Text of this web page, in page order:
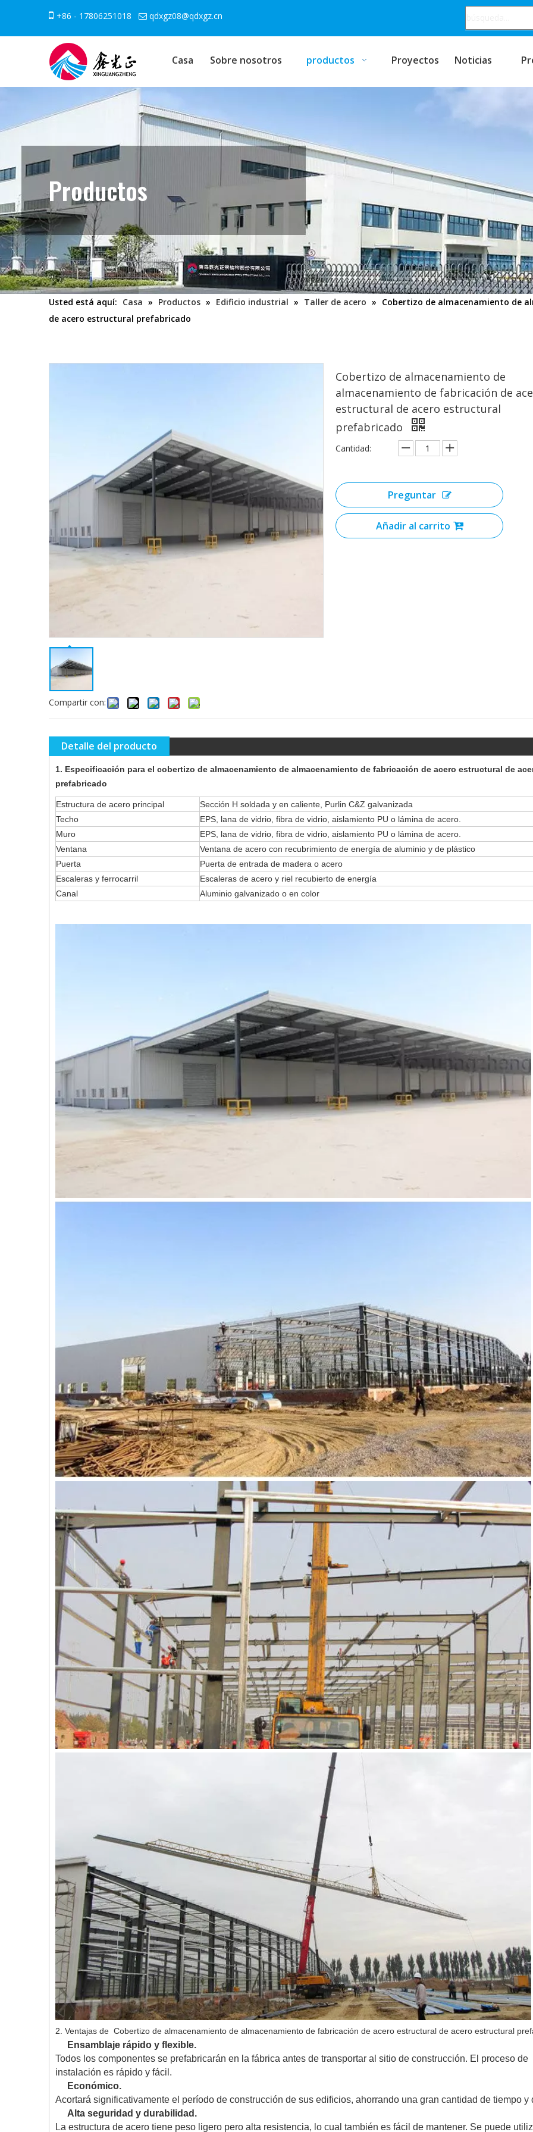
 +86 - 17806251018  qdxgz08@qdxgz.cn
Casa Sobre nosotros productos Proyectos Noticias
Productos
Usted está aquí: Casa » Productos » Edificio industrial » Taller de acero » Cobertizo de almacenamiento de
de acero estructural prefabricado
Compartir con:
Cobertizo de almacenamiento de
almacenamiento de fabricación de
estructural de acero estructural
prefabricado
Cantidad:
Preguntar
Añadir al carrito
Detalle del producto
1. Especificación para el cobertizo de almacenamiento de almacenamiento de fabricación de acero estructural de
prefabricado
Estructura de acero principal
Sección H soldada y en caliente, Purlin C&Z galvanizada
Techo
EPS, lana de vidrio, fibra de vidrio, aislamiento PU o lámina de acero.
Muro
EPS, lana de vidrio, fibra de vidrio, aislamiento PU o lámina de acero.
Ventana
Ventana de acero con recubrimiento de energía de aluminio y de plástico
Puerta
Puerta de entrada de madera o acero
Escaleras y ferrocarril
Escaleras de acero y riel recubierto de energía
Canal
Aluminio galvanizado o en color
2. Ventajas de Cobertizo de almacenamiento de almacenamiento de fabricación de acero estructural de acero estructural
Ensamblaje rápido y flexible.
Todos los componentes se prefabricarán en la fábrica antes de transportar al sitio de construcción. El proceso de
instalación es rápido y fácil.
Económico.
Acortará significativamente el período de construcción de sus edificios, ahorrando una gran cantidad de tiempo y
Alta seguridad y durabilidad.
La estructura de acero tiene peso ligero pero alta resistencia, lo cual también es fácil de mantener. Se puede